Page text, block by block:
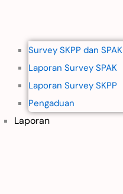
Survey SKPP dan SPAK
Laporan Survey SPAK
Laporan Survey SKPP
Pengaduan
Laporan